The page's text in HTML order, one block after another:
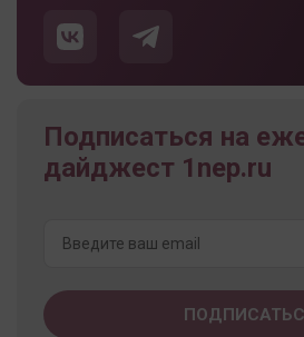
Подписаться на
дайджест 1nep.ru